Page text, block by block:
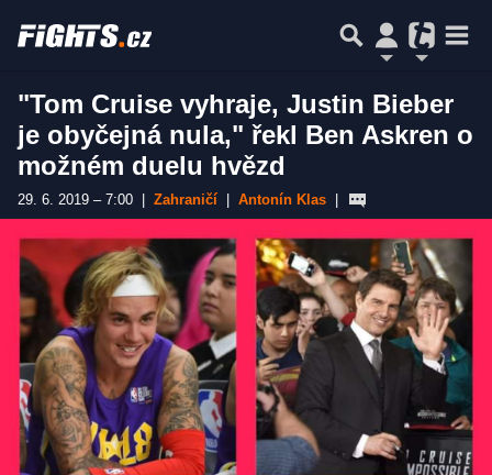
"Tom Cruise vyhraje, Justin Bieber
je obyčejná nula," řekl Ben Askren o
možném duelu hvězd
29. 6. 2019 – 7:00 Zahraničí Antonín Klas